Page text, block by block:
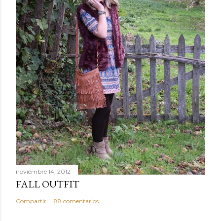
noviembre 14, 2012
FALL OUTFIT
Compartir 88 comentarios